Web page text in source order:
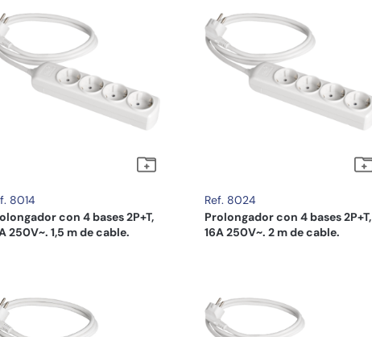
8014
con 4 bases 2P+T,
250V~. 1,5 m de cable.
Ref. 8024
Prolongador con 4 bases 2P+T,
16A 250V~. 2 m de cable.